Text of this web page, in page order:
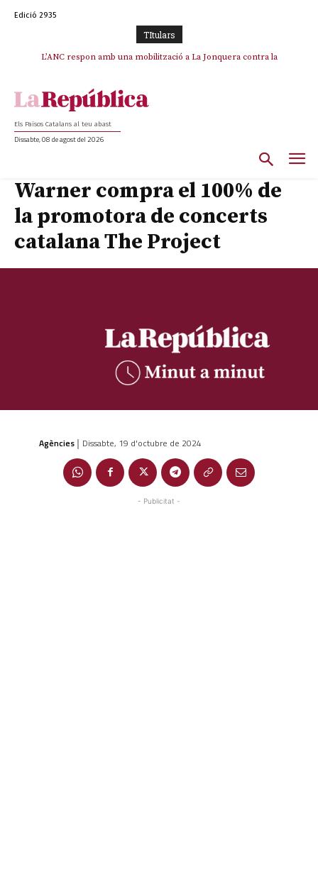
Edició 2935
TItulars
L’ANC respon amb una mobilització a La Jonquera contra la
Els Països Catalans al teu abast
Dissabte, 08 de agost del 2026
Warner compra el 100% de
la promotora de concerts
catalana The Project
Agències | Dissabte, 19 d'octubre de 2024
- Publicitat -